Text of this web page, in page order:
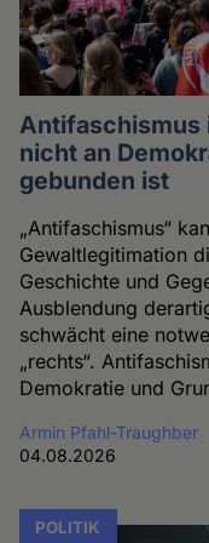
Antifaschismus
nicht an
gebunden ist
„Antifaschismus“
Gewaltlegitimation
Geschichte und
Ausblendung
schwächt eine
„rechts“.
Demokratie und
Armin Pfahl-Traughber
04.08.2026
POLITIK